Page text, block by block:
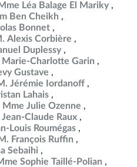
Mme Léa Balage El Mariky
Ben Cheikh
Bonnet
Alexis Corbière
Duplessy
Marie-Charlotte Garin
Gustave
Jérémie Iordanoff
Lahais
Mme Julie Ozenne
Jean-Claude Raux
Louis Roumégas
M. François Ruffin
Sebaihi
Sophie Taillé-Polian